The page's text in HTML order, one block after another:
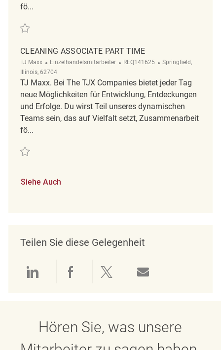
fö...
Retten Part Time Store Cleaning Associate REQ43743
CLEANING ASSOCIATE PART TIME
TJ Maxx Kategorie
Einzelhandelsmitarbeiter ReqId
REQ141625 Ort
Springfield,
Illinois, 62704
TJ Maxx. Bei The TJX Companies bietet jeder Tag
neue Möglichkeiten für Entwicklung, Entdeckungen
und Erfolge. Du wirst Teil unseres dynamischen
Teams sein, das auf Vielfalt setzt, Zusammenarbeit
fö...
Retten Cleaning Associate Part Time REQ141625
Siehe Auch
Teilen Sie diese Gelegenheit
Über LinkedIn teilen
Über Facebook teilen
Über Twitter teilen
Hören Sie, was unsere